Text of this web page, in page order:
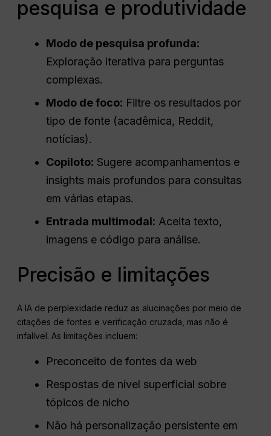
pesquisa e produtividade
Modo de pesquisa profunda:
Exploração iterativa para perguntas
complexas.
Modo de foco: Filtre os resultados por
tipo de fonte (acadêmica, Reddit,
notícias).
Copiloto: Sugere acompanhamentos e
insights mais profundos para consultas
em várias etapas.
Entrada multimodal: Aceita texto,
imagens e código para análise.
Precisão e limitações
A IA de perplexidade reduz as alucinações por meio de
citações de fontes e verificação cruzada, mas não é
infalível. As limitações incluem:
Preconceito de fontes da web
Respostas de nível superficial sobre
tópicos de nicho
Não há personalização persistente em